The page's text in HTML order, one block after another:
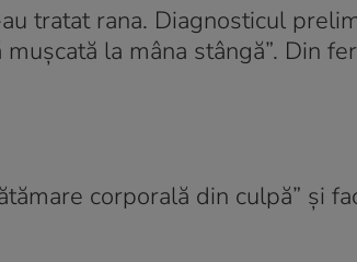
tratat rana. Diagnosticul
la mâna stângă”. Din
corporală din culpă” și